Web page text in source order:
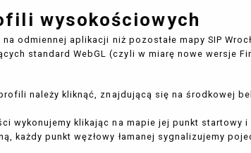
wysokościowych
odmiennej aplikacji niż pozostałe mapy SIP
standard WebGL (czyli w miarę nowe wersje
należy kliknąć, znajdującą się na środkowej
wykonujemy klikając na mapie jej punkt startowy i
każdy punkt węzłowy łamanej sygnalizujemy